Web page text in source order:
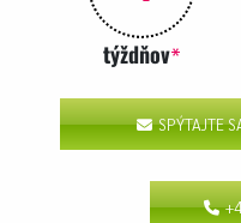
týždňov*
SPÝTAJTE